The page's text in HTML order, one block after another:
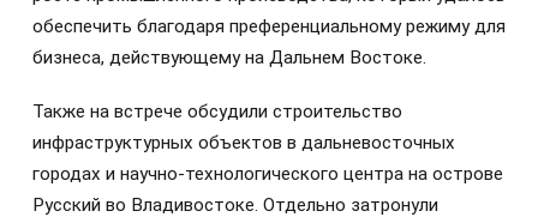
обеспечить благодаря преференциальному режиму для
бизнеса, действующему на Дальнем Востоке.
Также на встрече обсудили строительство
инфраструктурных объектов в дальневосточных
городах и научно-технологического центра на острове
Русский во Владивостоке. Отдельно затронули